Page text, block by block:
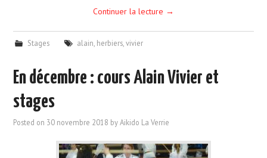
Continuer la lecture →
Stages alain, herbiers,vivier
En décembre : cours Alain Vivier et
stages
Posted on 30 novembre 2018 byAikido La Verrie